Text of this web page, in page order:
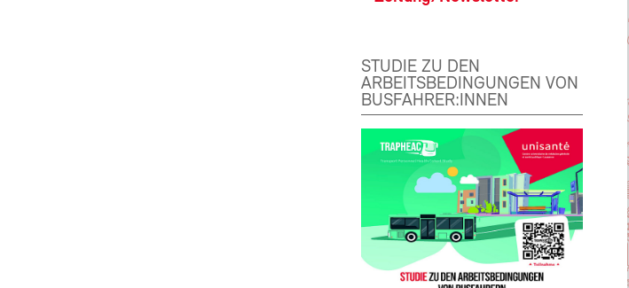
STUDIE ZU DEN
ARBEITSBEDINGUNGEN VON
BUSFAHRER:INNEN